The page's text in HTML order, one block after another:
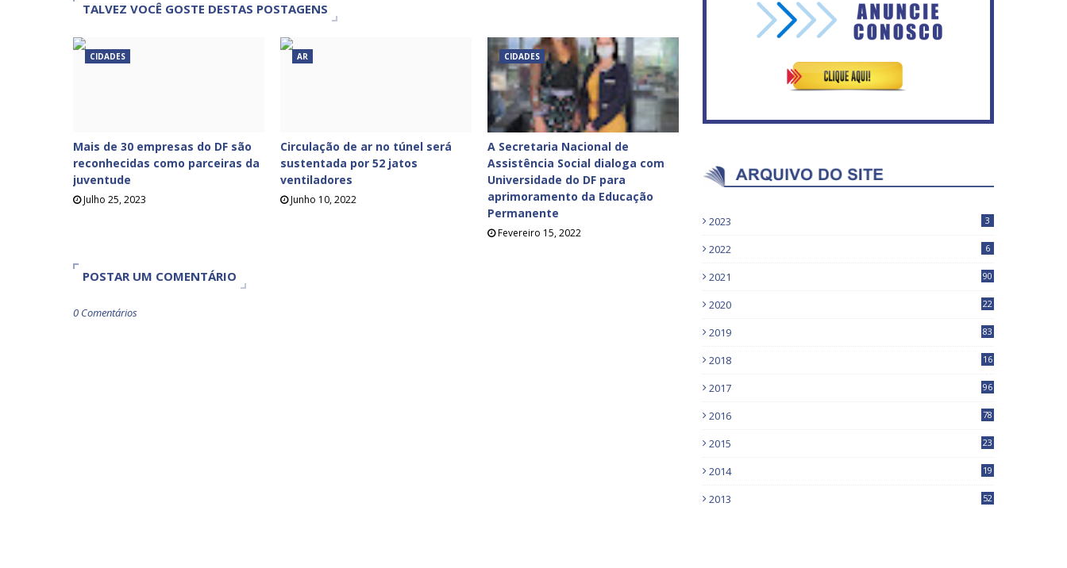
TALVEZ VOCÊ GOSTE DESTAS POSTAGENS
CIDADES
Mais de 30 empresas do DF são
reconhecidas como parceiras da
juventude
Julho 25, 2023
AR
Circulação de ar no túnel será
sustentada por 52 jatos
ventiladores
Junho 10, 2022
CIDADES
A Secretaria Nacional de
Assistência Social dialoga com
Universidade do DF para
aprimoramento da Educação
Permanente
Fevereiro 15, 2022
POSTAR UM COMENTÁRIO
0 Comentários
2023 3
2022 6
2021 90
2020
22
2019
83
2018
16
2017
96
2016
78
2015 23
2014 19
2013 52